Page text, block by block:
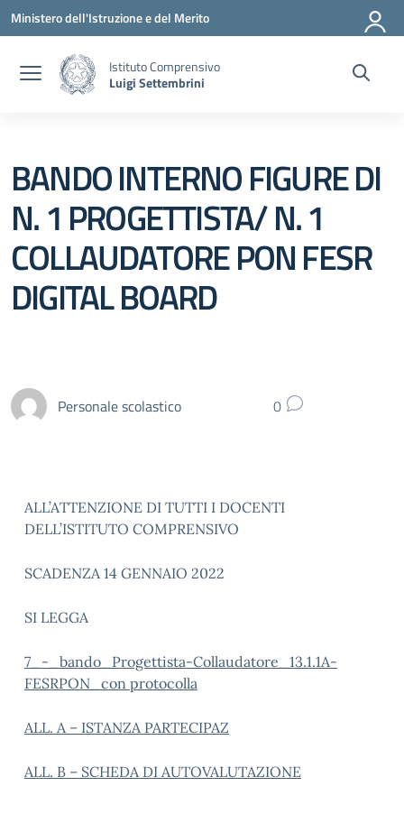
Vai ai contenuti
Vai al menu di navigazione
Vai al footer
Ministero dell'Istruzione e del Merito
Istituto Comprensivo
Luigi Settembrini
BANDO INTERNO FIGURE DI
N. 1 PROGETTISTA/ N. 1
COLLAUDATORE PON FESR
DIGITAL BOARD
Personale scolastico 0
ALL’ATTENZIONE DI TUTTI I DOCENTI
DELL’ISTITUTO COMPRENSIVO
SCADENZA 14 GENNAIO 2022
SI LEGGA
7_-_bando_Progettista-Collaudatore_13.1.1A-
FESRPON_con protocolla
ALL. A – ISTANZA PARTECIPAZ
ALL. B – SCHEDA DI AUTOVALUTAZIONE